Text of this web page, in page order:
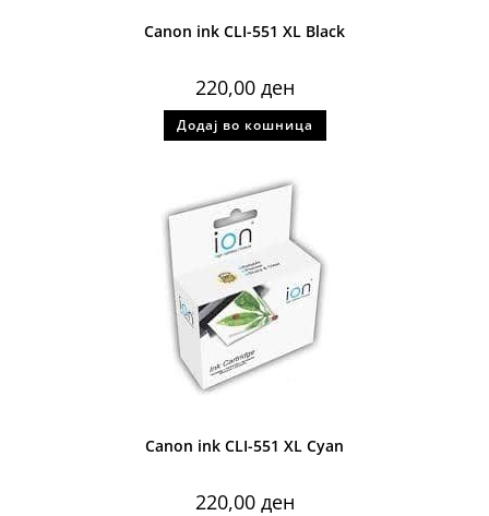
Canon ink CLI-551 XL Black
220,00 ден
Додај во кошница
Canon ink CLI-551 XL Cyan
220,00 ден